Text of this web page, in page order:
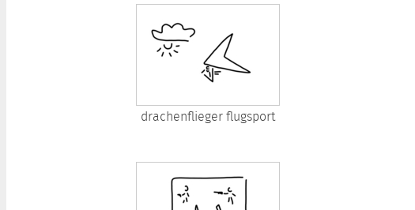
drachenflieger flugsport